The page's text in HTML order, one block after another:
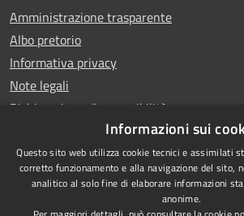
Amministrazione trasparente
Albo pretorio
Informativa privacy
Note legali
Dichiarazione di accessibilità
RSS
Informazioni sui
Questo sito web utilizza cookie tecnici e assimilati
corretto funzionamento e alla navigazione del sito,
analitico al solo fine di elaborare informazioni
anonime.